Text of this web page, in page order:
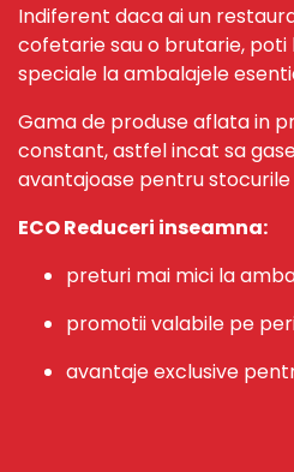
Indiferent daca ai un
cofetarie sau o brutarie,
speciale la ambalajele
Gama de produse aflata in
constant, astfel incat sa
avantajoase pentru stocurile
ECO Reduceri inseamna:
preturi mai mici la
promotii valabile pe
avantaje exclusive